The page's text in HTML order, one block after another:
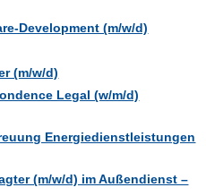
Development (m/w/d)
(m/w/d)
Legal (w/m/d)
Energiedienstleistungen
(m/w/d) im Außendienst –